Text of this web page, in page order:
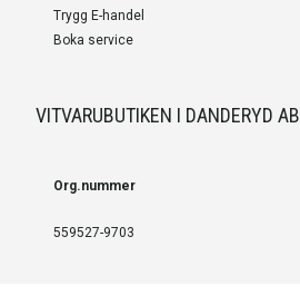
Trygg E-handel
Boka service
VITVARUBUTIKEN I DANDERYD AB
Org.nummer
559527-9703